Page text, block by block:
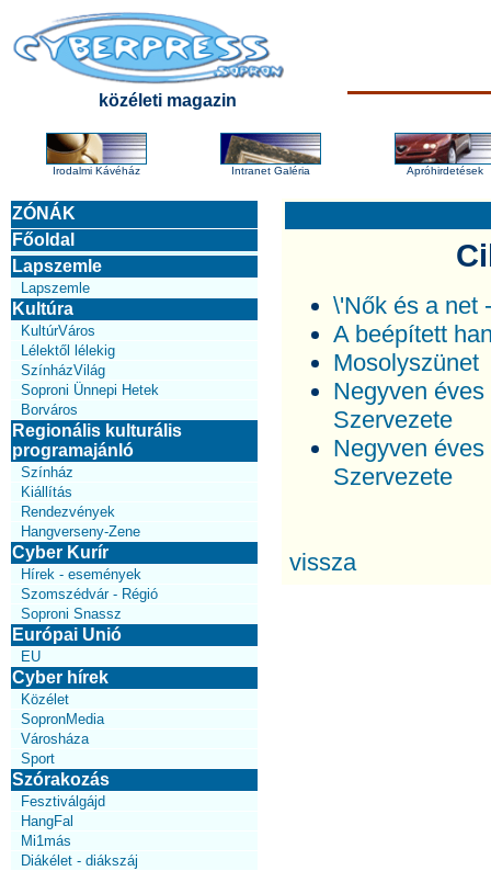
közéleti magazin
Irodalmi Kávéház Intranet Galéria Apróhirdetések
ZÓNÁK
Főoldal
Lapszemle
Lapszemle
Kultúra
KultúrVáros
Lélektől lélekig
SzínházVilág
Soproni Ünnepi Hetek
Borváros
Regionális kulturális
programajánló
Színház
Kiállítás
Rendezvények
Hangverseny-Zene
Cyber Kurír
Hírek - események
Szomszédvár - Régió
Soproni Snassz
Európai Unió
EU
Cyber hírek
Közélet
SopronMedia
Városháza
Sport
Szórakozás
Fesztiválgájd
HangFal
Mi1más
Diákélet - diákszáj
\'Nők és a net
A beépített
Mosolyszünet
Negyven
Szervezete
Negyven
Szervezete
vissza